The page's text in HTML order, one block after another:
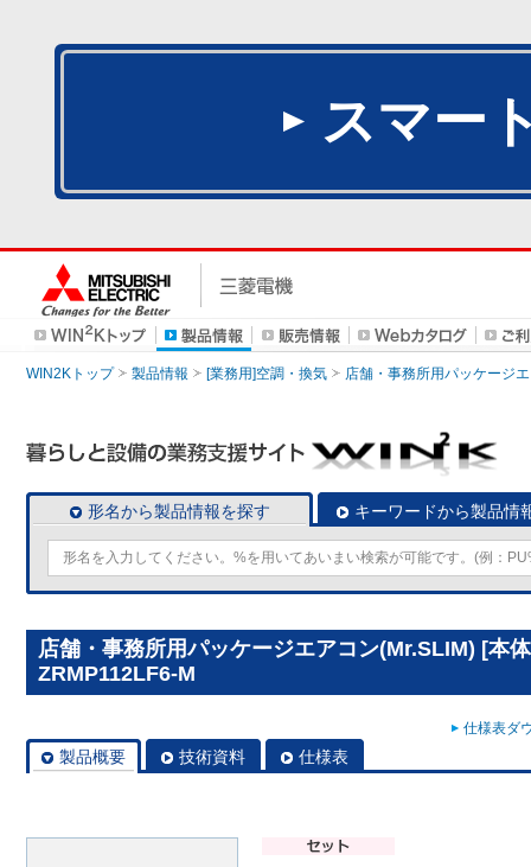
スマー
WIN2Kトップ 製品情報 [業務用]空調・換気 店舗・事務所用パッケージ
形名から製品情報を探す キーワードから製品情
店舗・事務所用パッケージエアコン(Mr.SLIM) [本
ZRMP112LF6-M
仕様表ダ
製品概要 技術資料 仕様表